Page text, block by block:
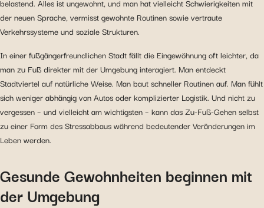
belastend. Alles ist ungewohnt, und man hat vielleicht Schwierigkeiten mit
der neuen Sprache, vermisst gewohnte Routinen sowie vertraute
Verkehrssysteme und soziale Strukturen.
In einer fußgängerfreundlichen Stadt fällt die Eingewöhnung oft leichter, da
man zu Fuß direkter mit der Umgebung interagiert. Man entdeckt
Stadtviertel auf natürliche Weise. Man baut schneller Routinen auf. Man fühlt
sich weniger abhängig von Autos oder komplizierter Logistik. Und nicht zu
vergessen – und vielleicht am wichtigsten – kann das Zu-Fuß-Gehen selbst
zu einer Form des Stressabbaus während bedeutender Veränderungen im
Leben werden.
Gesunde Gewohnheiten beginnen mit
der Umgebung